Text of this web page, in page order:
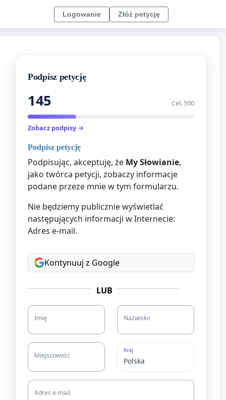
Logowanie Złóż petycję
Podpisz petycję
145 Cel: 500
Zobacz podpisy →
Podpisz petycję
Podpisując, akceptuję, że My Słowianie,
jako twórca petycji, zobaczy informacje
podane przeze mnie w tym formularzu.
Nie będziemy publicznie wyświetlać
następujących informacji w Internecie:
Adres e-mail.
Kontynuuj z Google
LUB
Imię Nazwisko
Miejscowość
Kraj
Adres e-mail